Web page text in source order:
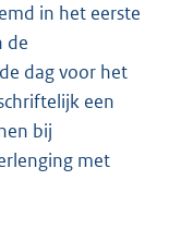
in het eerste
de
dag voor het
een
bij
met